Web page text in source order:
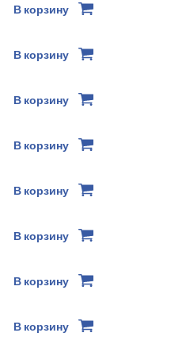
В корзину
В корзину
В корзину
В корзину
В корзину
В корзину
В корзину
В корзину